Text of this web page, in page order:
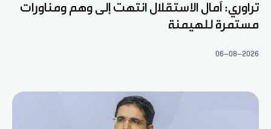
تراوري: آمال الاستقلال انتهت إلى وهم ومناورات
مستمرة للهيمنة
06-08-2026